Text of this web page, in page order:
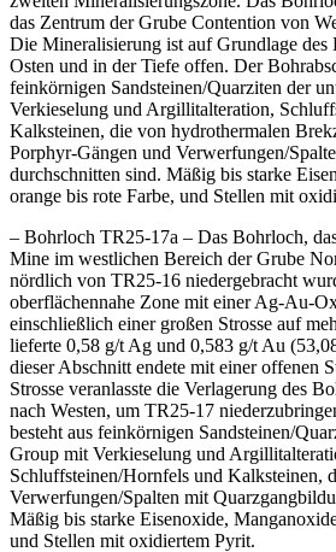
das Zentrum der Grube Contention von
Die Mineralisierung ist auf Grundlage des
Osten und in der Tiefe offen. Der
feinkörnigen Sandsteinen/Quarziten der
Verkieselung und Argillitalteration,
Kalksteinen, die von hydrothermalen
Porphyr-Gängen und Verwerfungen/
durchschnitten sind. Mäßig bis starke
orange bis rote Farbe, und Stellen mit
– Bohrloch TR25-17a – Das Bohrloch,
Mine im westlichen Bereich der Grube
nördlich von TR25-16 niedergebracht
oberflächennahe Zone mit einer Ag-Au-
einschließlich einer großen Strosse auf
lieferte 0,58 g/t Ag und 0,583 g/t Au
dieser Abschnitt endete mit einer offenen
Strosse veranlasste die Verlagerung des
nach Westen, um TR25-17
besteht aus feinkörnigen Sandsteinen/
Group mit Verkieselung und
Schluffsteinen/Hornfels und Kalksteinen,
Verwerfungen/Spalten mit
Mäßig bis starke Eisenoxide,
und Stellen mit oxidiertem Pyrit.